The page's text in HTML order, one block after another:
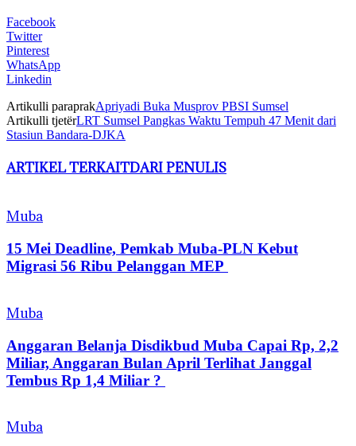
Facebook
Twitter
Pinterest
WhatsApp
Linkedin
Artikulli paraprakApriyadi Buka Musprov PBSI Sumsel
Artikulli tjetërLRT Sumsel Pangkas Waktu Tempuh 47 Menit dari
Stasiun Bandara-DJKA
ARTIKEL TERKAITDARI PENULIS
Muba
15 Mei Deadline, Pemkab Muba-PLN Kebut
Migrasi 56 Ribu Pelanggan MEP
Muba
Anggaran Belanja Disdikbud Muba Capai Rp, 2,2
Miliar, Anggaran Bulan April Terlihat Janggal
Tembus Rp 1,4 Miliar ?
Muba